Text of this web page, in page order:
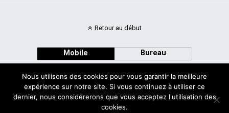
Retour au début
Mobile Bureau
Avec
Nous utilisons des cookies pour vous garantir la meilleure
expérience sur notre site. Si vous continuez à utiliser ce
dernier, nous considérerons que vous acceptez l'utilisation des
cookies.